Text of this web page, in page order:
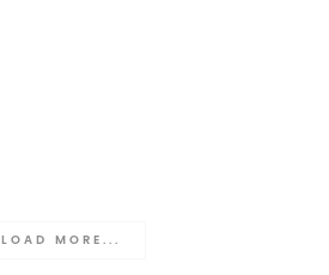
LOAD MORE...